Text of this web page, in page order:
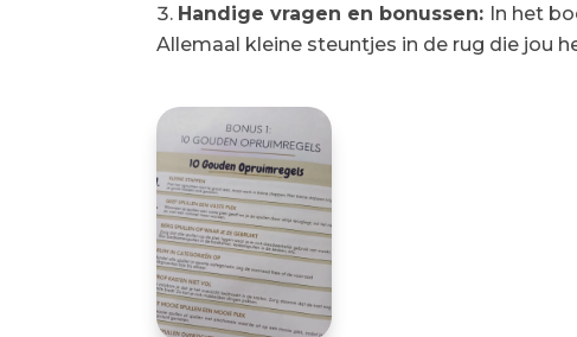
Handige vragen en bonussen: In het
Allemaal kleine steuntjes in de rug die jou